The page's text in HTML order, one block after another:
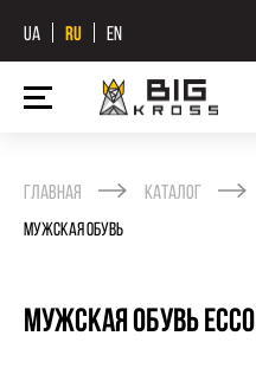
UA RU EN
Главная Каталог
Мужская обувь
Мужская обувь Ecco